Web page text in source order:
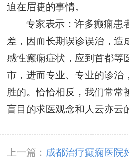
迫在眉睫的事情。
专家表示：许多癫痫患
差，因而长期误诊误治，造
感性癫痫症状，应到首都等
市，进而专业、专业的诊治
胜的。恰恰相反，我们常常
盲目的求医观念和人云亦云
上一篇： 成都治疗癫痫医院